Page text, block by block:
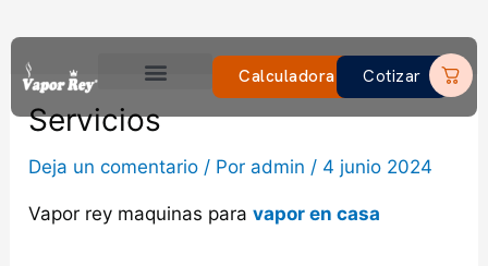
al
contenido
Calculadora Cotizar
Servicios
Deja un comentario / Por admin / 4 junio 2024
Vapor rey maquinas paravapor en casa